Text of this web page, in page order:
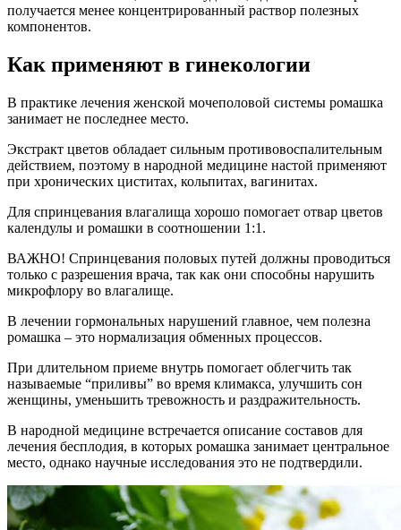
получается менее концентрированный раствор полезных
компонентов.
Как применяют в гинекологии
В практике лечения женской мочеполовой системы ромашка
занимает не последнее место.
Экстракт цветов обладает сильным противовоспалительным
действием, поэтому в народной медицине настой применяют
при хронических циститах, кольпитах, вагинитах.
Для спринцевания влагалища хорошо помогает отвар цветов
календулы и ромашки в соотношении 1:1.
ВАЖНО! Спринцевания половых путей должны проводиться
только с разрешения врача, так как они способны нарушить
микрофлору во влагалище.
В лечении гормональных нарушений главное, чем полезна
ромашка – это нормализация обменных процессов.
При длительном приеме внутрь помогает облегчить так
называемые “приливы” во время климакса, улучшить сон
женщины, уменьшить тревожность и раздражительность.
В народной медицине встречается описание составов для
лечения бесплодия, в которых ромашка занимает центральное
место, однако научные исследования это не подтвердили.